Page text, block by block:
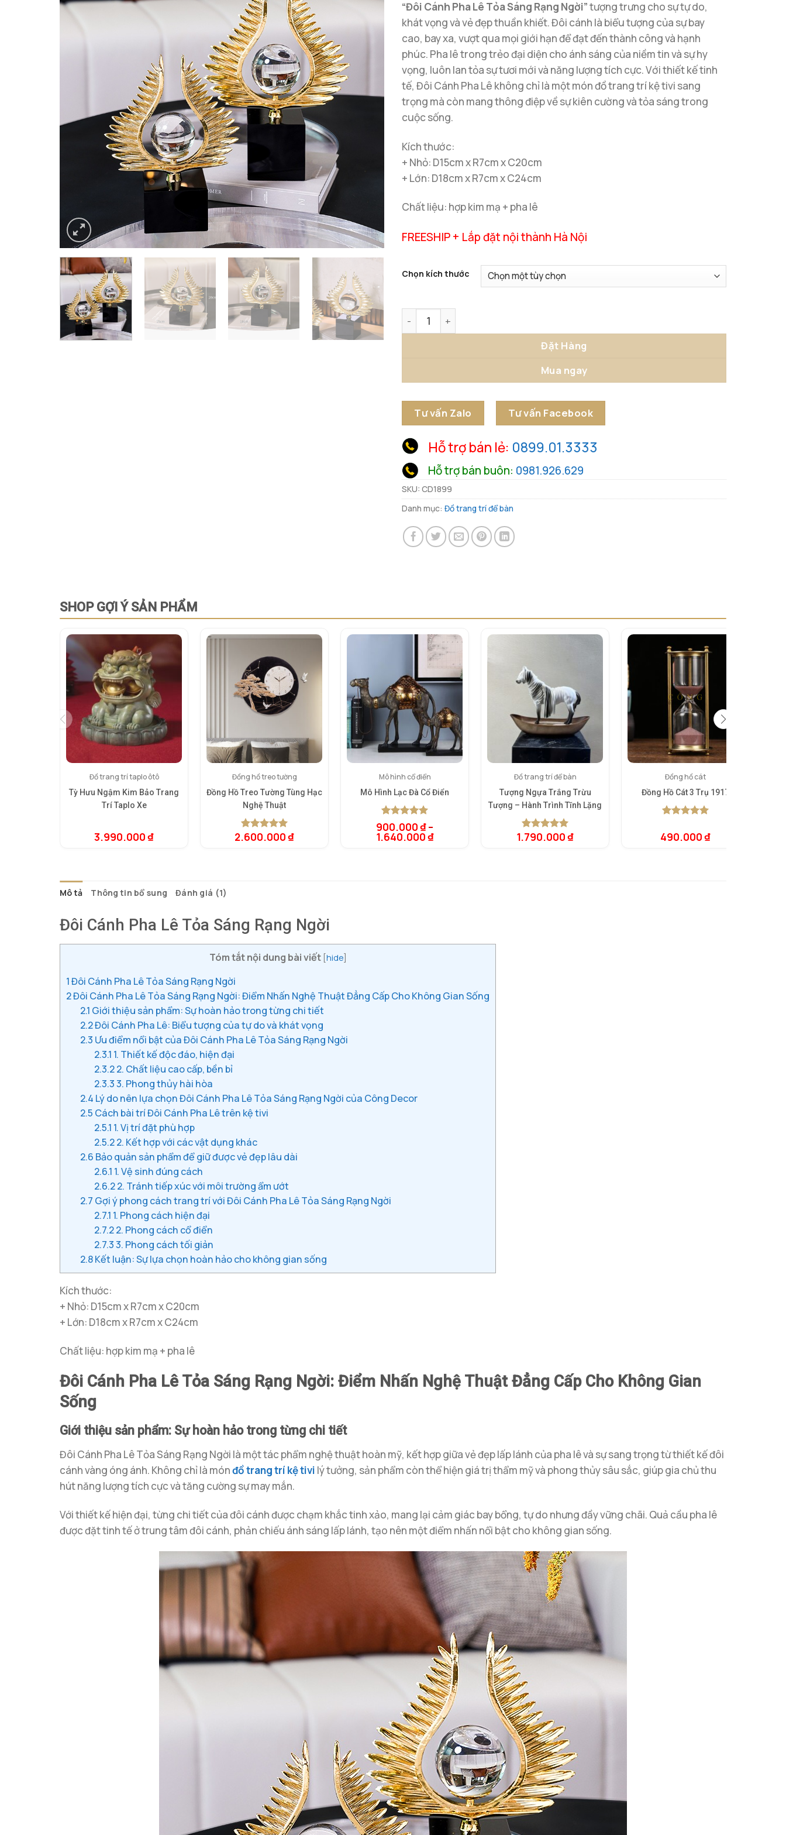
“Đôi Cánh Pha Lê Tỏa Sáng Rạng Ngời”tượng trưng cho sự tự do,
khát vọng và vẻ đẹp thuần khiết. Đôi cánh là biểu tượng của sự bay
cao, bay xa, vượt qua mọi giới hạn để đạt đến thành công và hạnh
phúc. Pha lê trong trẻo đại diện cho ánh sáng của niềm tin và sự hy
vọng, luôn lan tỏa sự tươi mới và năng lượng tích cực. Với thiết kế tinh
tế, Đôi Cánh Pha Lê không chỉ là một món đồ trang trí kệ tivi sang
trọng mà còn mang thông điệp về sự kiên cường và tỏa sáng trong
cuộc sống.
Kích thước:
+ Nhỏ: D15cm x R7cm x C20cm
+ Lớn: D18cm x R7cm x C24cm
Chất liệu: hợp kim mạ + pha lê
FREESHIP + Lắp đặt nội thành Hà Nội
Chọn kích thước
Đôi Cánh Pha Lê Tỏa Sáng Rạng Ngời số lượng
Đặt Hàng
Mua ngay
Tư vấn Zalo Tư vấn Facebook
Hỗ trợ bán lẻ: 0899.01.3333
Hỗ trợ bán buôn: 0981.926.629
SKU: CD1899
Danh mục: Đồ trang trí để bàn
SHOP GỢI Ý SẢN PHẨM
Đồ trang trí taplo ôtô
Tỳ Hưu Ngậm Kim Bảo Trang
Trí Taplo Xe
3.990.000₫
Đồng hồ treo tường
Đồng Hồ Treo Tường Tùng Hạc
Nghệ Thuật
5.00trên 5
1
2.600.000₫
Mô hình cổ điển
Mô Hình Lạc Đà Cổ Điển
5.00 trên 5
dựa trên
1
đánh giá
900.000₫–
1.640.000₫
Đồ trang trí để bàn
Tượng Ngựa Trắng Trừu
Tượng – Hành Trình Tĩnh Lặng
5.00trên 5
1
1.790.000₫
Đồng hồ cát
Đồng Hồ Cát 3 Trụ 1917
dựa trên
đánh giá
490.000₫
Mô tả Thông tin bổ sung Đánh giá (1)
Đôi Cánh Pha Lê Tỏa Sáng Rạng Ngời
Tóm tắt nội dung bài viết [hide]
1Đôi Cánh Pha Lê Tỏa Sáng Rạng Ngời
2Đôi Cánh Pha Lê Tỏa Sáng Rạng Ngời: Điểm Nhấn Nghệ Thuật Đẳng Cấp Cho Không Gian Sống
2.1 Giới thiệu sản phẩm: Sự hoàn hảo trong từng chi tiết
2.2Đôi Cánh Pha Lê: Biểu tượng của tự do và khát vọng
2.3 Ưu điểm nổi bật của Đôi Cánh Pha Lê Tỏa Sáng Rạng Ngời
2.3.1 1. Thiết kế độc đáo, hiện đại
2.3.22. Chất liệu cao cấp, bền bỉ
2.3.33. Phong thủy hài hòa
2.4 Lý do nên lựa chọn Đôi Cánh Pha Lê Tỏa Sáng Rạng Ngời của Công Decor
2.5 Cách bài trí Đôi Cánh Pha Lê trên kệ tivi
2.5.1 1. Vị trí đặt phù hợp
2.5.22. Kết hợp với các vật dụng khác
2.6 Bảo quản sản phẩm để giữ được vẻ đẹp lâu dài
2.6.1 1. Vệ sinh đúng cách
2.6.22. Tránh tiếp xúc với môi trường ẩm ướt
2.7 Gợi ý phong cách trang trí với Đôi Cánh Pha Lê Tỏa Sáng Rạng Ngời
2.7.1 1. Phong cách hiện đại
2.7.22. Phong cách cổ điển
2.7.33. Phong cách tối giản
2.8Kết luận: Sự lựa chọn hoàn hảo cho không gian sống
Kích thước:
+ Nhỏ: D15cm x R7cm x C20cm
+ Lớn: D18cm x R7cm x C24cm
Chất liệu: hợp kim mạ + pha lê
Đôi Cánh Pha Lê Tỏa Sáng Rạng Ngời: Điểm Nhấn Nghệ Thuật Đẳng Cấp Cho Không Gian
Sống
Giới thiệu sản phẩm: Sự hoàn hảo trong từng chi tiết
Đôi Cánh Pha Lê Tỏa Sáng Rạng Ngời là một tác phẩm nghệ thuật hoàn mỹ, kết hợp giữa vẻ đẹp lấp lánh của pha lê và sự sang trọng từ thiết kế đôi
cánh vàng óng ánh. Không chỉ là mónđồ trang trí kệ tivi lý tưởng, sản phẩm còn thể hiện giá trị thẩm mỹ và phong thủy sâu sắc, giúp gia chủ thu
hút năng lượng tích cực và tăng cường sự may mắn.
Với thiết kế hiện đại, từng chi tiết của đôi cánh được chạm khắc tinh xảo, mang lại cảm giác bay bổng, tự do nhưng đầy vững chãi. Quả cầu pha lê
được đặt tinh tế ở trung tâm đôi cánh, phản chiếu ánh sáng lấp lánh, tạo nên một điểm nhấn nổi bật cho không gian sống.